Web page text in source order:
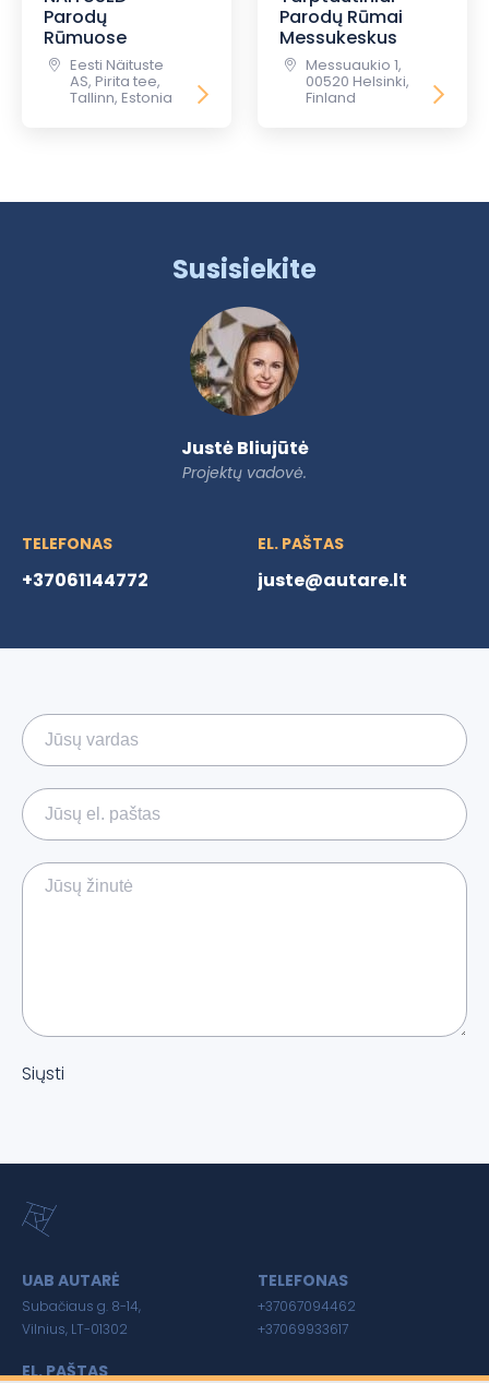
Parodų
Rūmuose
Eesti Näituste
AS, Pirita tee,
Tallinn, Estonia
Parodų Rūmai
Messukeskus
Messuaukio 1,
00520 Helsinki,
Finland
Susisiekite
Justė Bliujūtė
Projektų vadovė.
TELEFONAS
+37061144772
EL. PAŠTAS
juste@autare.lt
Siųsti
UAB AUTARĖ
Subačiaus g. 8-14,
Vilnius, LT-01302
TELEFONAS
+37067094462
+37069933617
EL. PAŠTAS